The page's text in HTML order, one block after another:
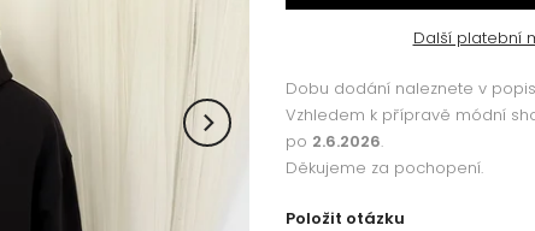
Další platební
Dobu dodání naleznete v
Vzhledem k přípravě módní
po 2.6.2026.
Děkujeme za pochopení.
Položit otázku